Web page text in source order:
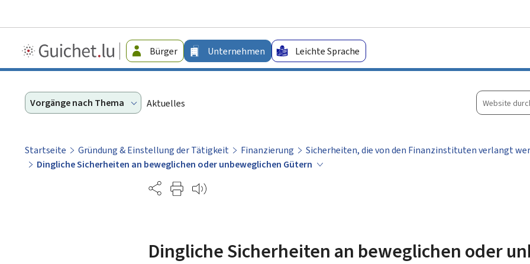
Guichet.lu
-
Bürger Unternehmen Leichte Sprache
Vorgänge nach Thema Aktuelles
Website
Startseite Gründung & Einstellung der Tätigkeit Finanzierung
Sicherheiten, die von den Finanzinstituten verlangt
Dingliche Sicherheiten an beweglichen oder unbeweglichen Gütern
Partage
Dingliche Sicherheiten an beweglichen oder